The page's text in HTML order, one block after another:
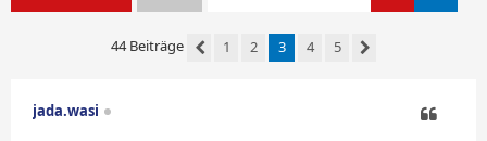
44 Beiträge
1 2 3 4
5
jada.wasi